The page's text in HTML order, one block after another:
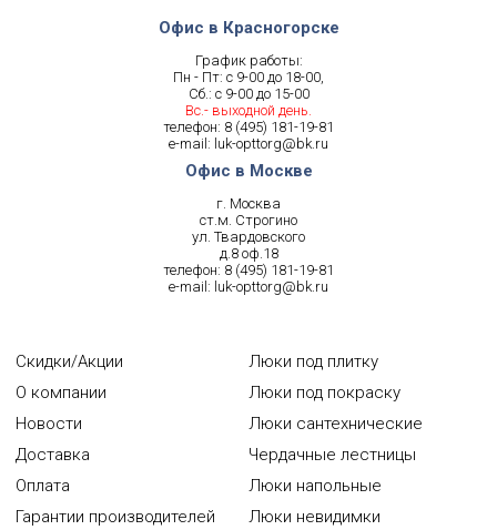
Офис в Красногорске
График работы:
Пн - Пт: с 9-00 до 18-00,
Сб.: с 9-00 до 15-00
Вс.- выходной день.
телефон: 8 (495) 181-19-81
e-mail: luk-opttorg@bk.ru
Офис в Москве
г. Москва
ст.м. Строгино
ул. Твардовского
д.8 оф.18
телефон: 8 (495) 181-19-81
e-mail: luk-opttorg@bk.ru
Скидки/Акции
О компании
Новости
Доставка
Оплата
Гарантии производителей
Люки под плитку
Люки под покраску
Люки сантехнические
Чердачные лестницы
Люки напольные
Люки невидимки